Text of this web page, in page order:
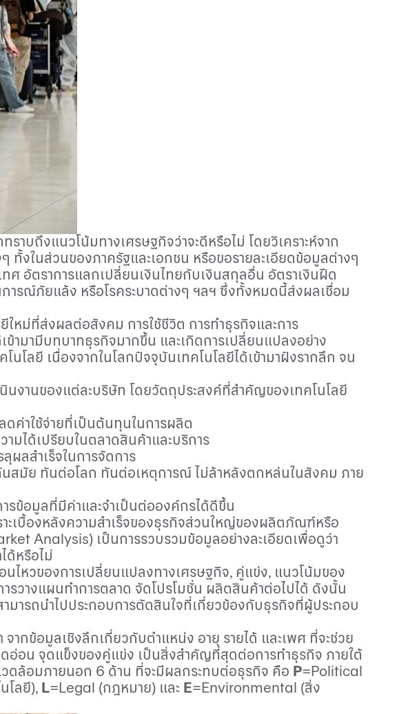
ราบถึงแนวโน้มทางเศรษฐกิจว่าจะดีหรือไม่ โดยวิเคราะห์จาก
ทั้งในส่วนของภาครัฐและเอกชน หรือขอรายละเอียดข้อมูลต่างๆ
ทศ อัตราการแลกเปลี่ยนเงินไทยกับเงินสกุลอื่น อัตราเงินฝืด
การณ์ภัยแล้ง หรือโรคระบาดต่างๆ ฯลฯ ซึ่งทั้งหมดนี้ส่งผลเชื่อม
ใหม่ที่ส่งผลต่อสังคม การใช้ชีวิต การทำธุรกิจและการ
ข้ามามีบทบาทธุรกิจมากขึ้น และเกิดการเปลี่ยนแปลงอย่าง
ลยี เนื่องจากในโลกปัจจุบันเทคโนโลยีได้เข้ามาฝังรากลึก จน
นงานของแต่ละบริษัท โดยวัตถุประสงค์ที่สำคัญของเทคโนโลยี
ค่าใช้จ่ายที่เป็นต้นทุนในการผลิต
มได้เปรียบในตลาดสินค้าและบริการ
ผลสำเร็จในการจัดการ
สมัย ทันต่อโลก ทันต่อเหตุการณ์ ไม่ล้าหลังตกหล่นในสังคม ภาย
รข้อมูลที่มีค่าและจำเป็นต่อองค์กรได้ดีขึ้น
ะเบื้องหลังความสำเร็จของธุรกิจส่วนใหญ่ของผลิตภัณฑ์หรือ
Analysis) เป็นการรวบรวมข้อมูลอย่างละเอียดเพื่อดูว่า
ด้หรือไม่
นไหวของการเปลี่ยนแปลงทางเศรษฐกิจ, คู่แข่ง, แนวโน้มของ
รวางแผนทำการตลาด จัดโปรโมชั่น ผลิตสินค้าต่อไปได้ ดังนั้น
มารถนำไปประกอบการตัดสินใจที่เกี่ยวข้องกับธุรกิจที่ผู้ประกอบ
จากข้อมูลเชิงลึกเกี่ยวกับตำแหน่ง อายุ รายได้ และเพศ ที่จะช่วย
จุดอ่อน จุดแข็งของคู่แข่ง เป็นสิ่งสำคัญที่สุดต่อการทำธุรกิจ ภายใต้
วดล้อมภายนอก 6 ด้าน ที่จะมีผลกระทบต่อธุรกิจ คือ P=Political
โลยี), L=Legal (กฎหมาย) และ E=Environmental (สิ่ง